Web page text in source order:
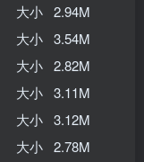
大小 2.94M
大小 3.54M
大小 2.82M
大小 3.11M
大小 3.12M
大小 2.78M